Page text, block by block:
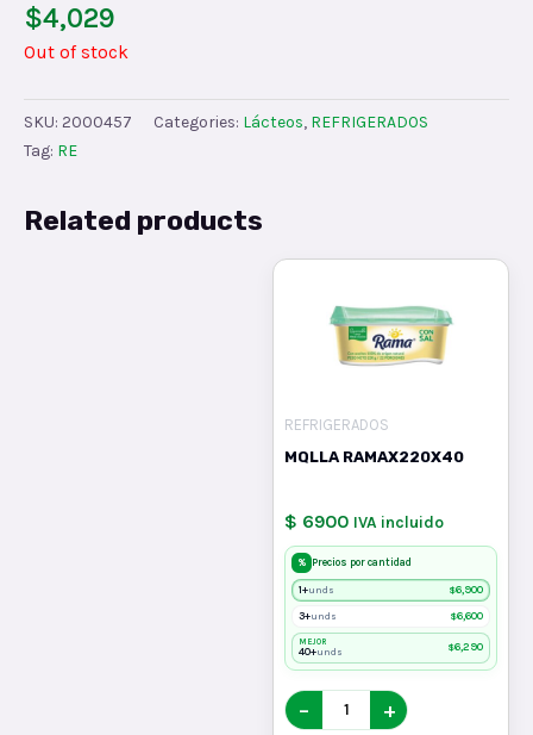
$4,029
Out of stock
SKU: 2000457 Categories: Lácteos, REFRIGERADOS
Tag: RE
Related products
REFRIGERADOS
MQLLA RAMAX220X40
$ 6900 IVA incluido
% Precios por cantidad
1+unds $6,900
3+unds $6,600
MEJOR
40+unds $6,290
− +